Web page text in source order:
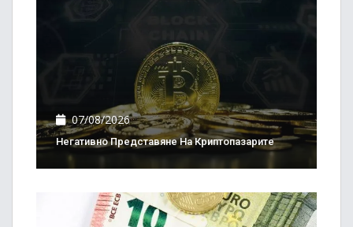
07/08/2026
Негативно Представяне На Криптопазарите